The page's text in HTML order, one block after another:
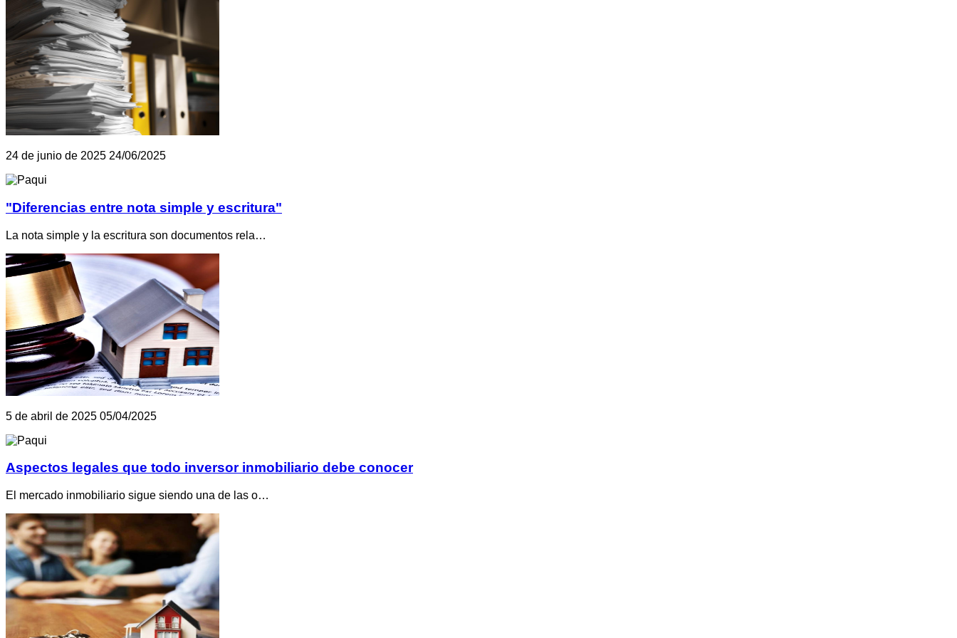
24 de junio de 2025 24/06/2025
"Diferencias entre nota simple y escritura"
La nota simple y la escritura son documentos rela…
5 de abril de 2025 05/04/2025
Aspectos legales que todo inversor inmobiliario debe conocer
El mercado inmobiliario sigue siendo una de las o…